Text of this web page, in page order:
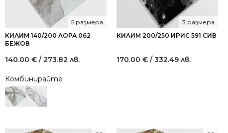
КИЛИМ 140/200 ЛОРА 062
БЕЖОВ
5 размера
140.00 € / 273.82 лв.
Комбинирайте
КИЛИМ 200/250 ИРИС 591 СИВ
3 размера
170.00 € / 332.49 лв.